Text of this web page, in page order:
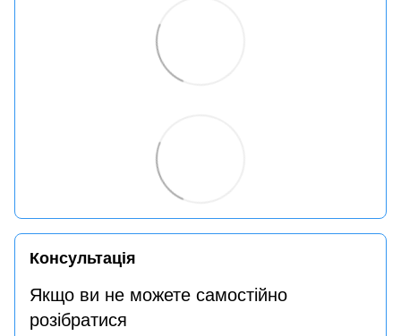
Консультація
Якщо ви не можете самостійно
розібратися